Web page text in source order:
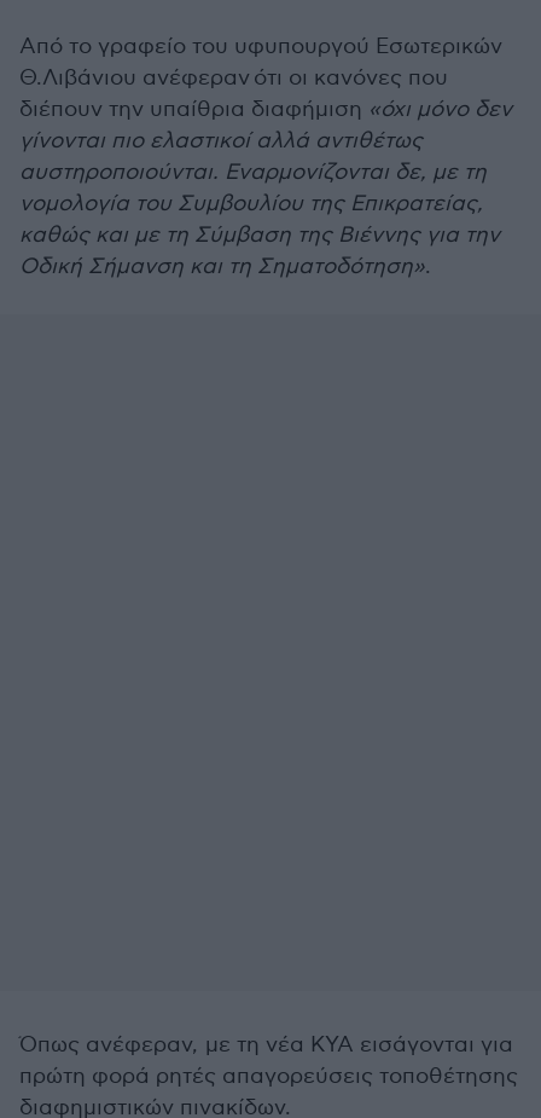
Από το γραφείο του υφυπουργού Εσωτερικών
Θ.Λιβάνιου ανέφεραν ότι οι κανόνες που
διέπουν την υπαίθρια διαφήμιση «όχι μόνο δεν
γίνονται πιο ελαστικοί αλλά αντιθέτως
αυστηροποιούνται. Εναρμονίζονται δε, με τη
νομολογία του Συμβουλίου της Επικρατείας,
καθώς και με τη Σύμβαση της Βιέννης για την
Οδική Σήμανση και τη Σηματοδότηση».
Όπως ανέφεραν, με τη νέα ΚΥΑ εισάγονται για
πρώτη φορά ρητές απαγορεύσεις τοποθέτησης
διαφημιστικών πινακίδων.